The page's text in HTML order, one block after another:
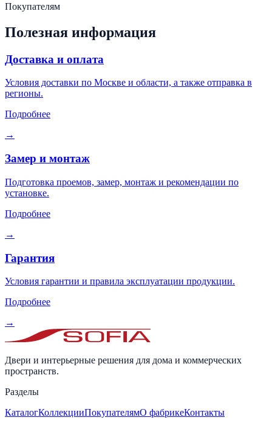
Покупателям
Полезная информация
Доставка и оплата
Условия доставки по Москве и области, а также отправка в
регионы.
Подробнее
→
Замер и монтаж
Подготовка проемов, замер, монтаж и рекомендации по
установке.
Подробнее
→
Гарантия
Условия гарантии и правила эксплуатации продукции.
Подробнее
→
Двери и интерьерные решения для дома и коммерческих
пространств.
Разделы
КаталогКоллекцииПокупателямО фабрикеКонтакты